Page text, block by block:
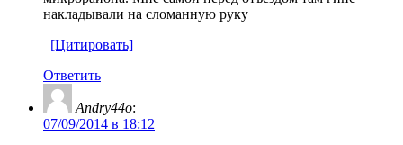
накладывали на сломанную руку
[Цитировать]
Ответить
Andry44o:
07/09/2014 в 18:12